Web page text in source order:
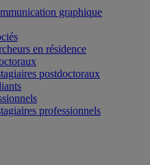
graphique
en résidence
postdoctoraux
professionnels